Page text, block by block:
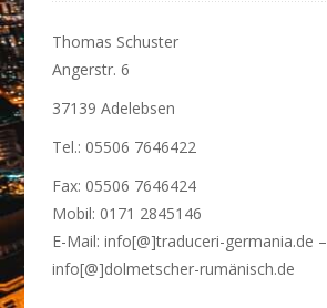
Thomas Schuster
Angerstr. 6
37139 Adelebsen
Tel.: 05506 7646422
Fax: 05506 7646424
Mobil: 0171 2845146
E-Mail: info[@]traduceri-germania.de –
info[@]dolmetscher-rumänisch.de